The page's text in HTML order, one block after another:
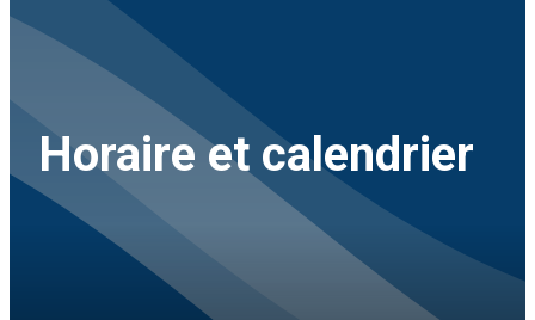
Horaire et calendrier